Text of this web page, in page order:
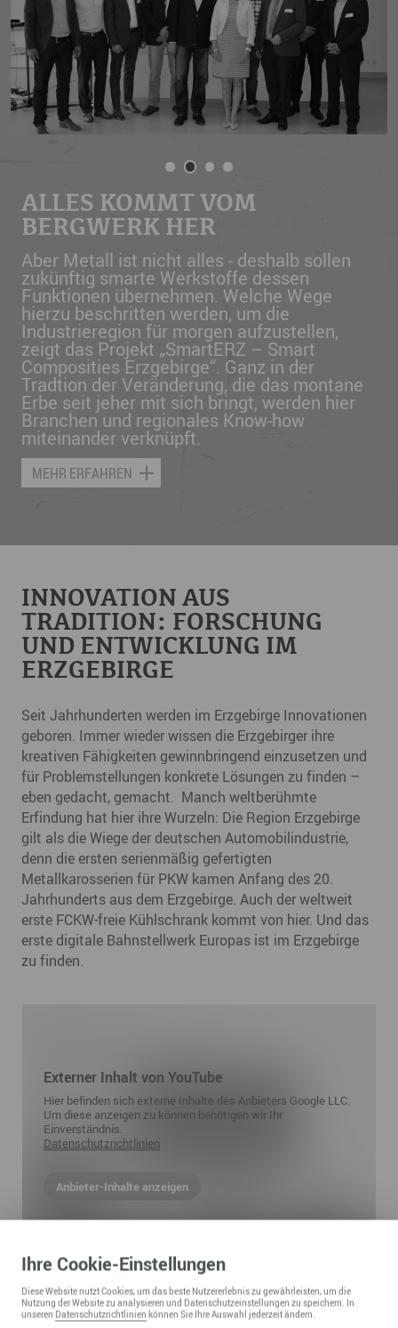
VON COBALTBLAU ZU
COBALTSULFATROT
Seit 1635 werden am Standort der
Nickelhütte AueMetalle verarbeitet. Heute
werden hier Industrieabfälle recycelt und
das Metall wieder nutzbar gemacht.
MEHR ERFAHREN
ALLES KOMMT VOM
BERGWERK HER
Aber Metall ist nicht alles - deshalb sollen
zukünftig smarte Werkstoffe dessen
Funktionen übernehmen. Welche Wege
hierzu beschritten werden, um die
Industrieregion für morgen aufzustellen,
zeigt das Projekt „SmartERZ – Smart
Composities Erzgebirge“. Ganz in der
Tradtion der Veränderung, die das montane
Erbe seit jeher mit sich bringt, werden hier
Branchen und regionales Know-how
miteinander verknüpft.
MEHR ERFAHREN
METALLTEILE AUS DEM
DRUCKER
Mit dem Laserstrahl wird Schicht um
Schicht Metallpulver verschmolzen und es
entsteht eine komplexe Form, die keine
Fräsmaschine herstellen könnte. Minimaler
Materialeinsatz bei maximaler Performance
- das ist der Anspruch, wenn Metallteile aus
dem Drucker kommen, sowie bei AM Metals
inFreiberg.
MEHR ERFAHREN
DAS ERZGEBIRGE WAR DAS
SILICON VALLEY
800 JahreBergbauhaben das Erzgebirge
geprägt. Durchhaltevermögen, Erfindergeist
und Bodenständigkeit sie sind Teil der
Erzgebirgs-DNA. Und darin liegt das
Leistungsreservoir für die Zukunft der
Region.
MEHR ERFAHREN
INNOVATION AUS
TRADITION: FORSCHUNG
UND ENTWICKLUNG IM
ERZGEBIRGE
Seit Jahrhunderten werden im Erzgebirge Innovationen
geboren. Immer wieder wissen die Erzgebirger ihre
kreativen Fähigkeiten gewinnbringend einzusetzen und
für Problemstellungen konkrete Lösungen zu finden –
eben gedacht, gemacht. Manch weltberühmte
Erfindung hat hier ihre Wurzeln: Die Region Erzgebirge
gilt als die Wiege der deutschen Automobilindustrie,
denn die ersten serienmäßig gefertigten
Metallkarosserien für PKW kamen Anfang des 20.
Jahrhunderts aus dem Erzgebirge. Auch der weltweit
erste FCKW-freie Kühlschrank kommt von hier. Und das
erste digitale Bahnstellwerk Europas ist im Erzgebirge
zu finden.
Externer Inhalt von YouTube
Hier befinden sich externe Inhalte des Anbieters Google LLC.
Um diese anzeigen zu können benötigen wir Ihr
Einverständnis.
Datenschutzrichtlinien
Anbieter-Inhalte anzeigen
Ihre Cookie-Einstellungen
DieseWebsitenutzt Cookies, um das beste Nutzererlebnis zu gewährleisten, um die
Nutzung derWebsitezu analysieren und Datenschutzeinstellungen zu speichern. In
unseren Datenschutzrichtlinien können Sie Ihre Auswahl jederzeit ändern.